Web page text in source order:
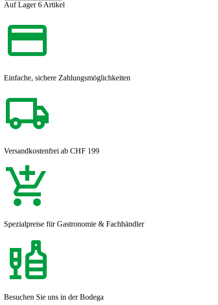
Auf Lager 6 Artikel
Einfache, sichere Zahlungsmöglichkeiten
Versandkostenfrei ab CHF 199
Spezialpreise für Gastronomie & Fachhändler
Besuchen Sie uns in der Bodega